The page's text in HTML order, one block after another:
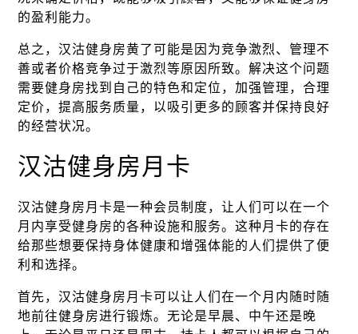
的盈利能力。
总之，汉沽健身房黄了可能是因为竞争激烈、管理不
善或者价格竞争过于激烈等原因所致。解决这个问题
需要健身房找到自己的特色和定位，加强管理，合理
定价，提高服务质量，以吸引更多的顾客并保持良好
的经营状况。
汉沽健身房月卡
汉沽健身房月卡是一种会员制度，让人们可以在一个
月内享受健身房的各种设施和服务。这种月卡的存在
给那些想要保持身体健康和增强体能的人们提供了便
利和选择。
首先，汉沽健身房月卡可以让人们在一个月内随时随
地前往健身房进行锻炼。无论是早晨、中午还是晚